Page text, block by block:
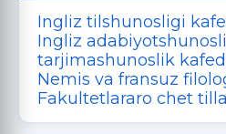
Ingliz tilshunosligi
Ingliz
tarjimashunoslik
Nemis va fransuz
Fakultetlararo chet